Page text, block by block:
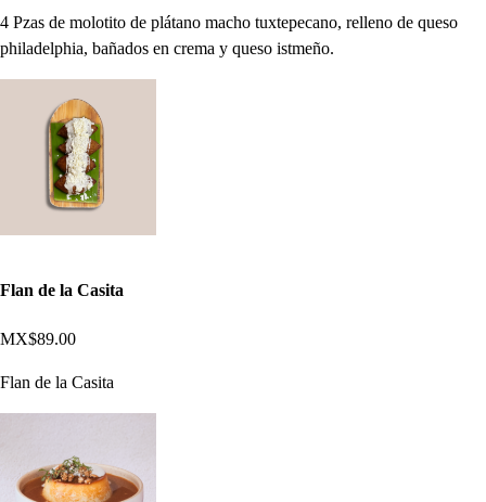
4 Pzas de molotito de plátano macho tuxtepecano, relleno de queso
philadelphia, bañados en crema y queso istmeño.
Flan de la Casita
MX$89.00
Flan de la Casita